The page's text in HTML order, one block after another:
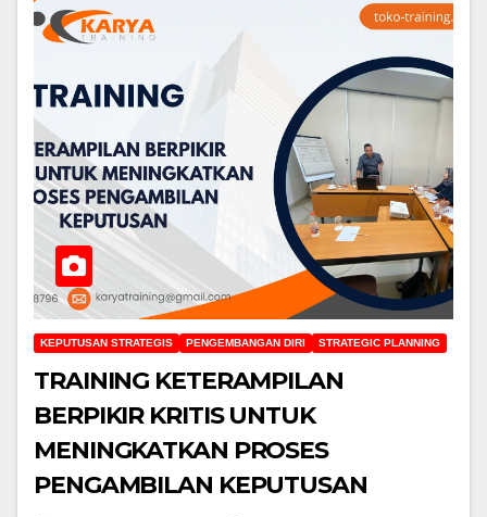
KEPUTUSAN STRATEGIS PENGEMBANGAN DIRI STRATEGIC PLANNING
TRAINING KETERAMPILAN
BERPIKIR KRITIS UNTUK
MENINGKATKAN PROSES
PENGAMBILAN KEPUTUSAN